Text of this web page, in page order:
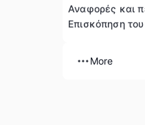
Αναφορές και
Επισκόπηση
More